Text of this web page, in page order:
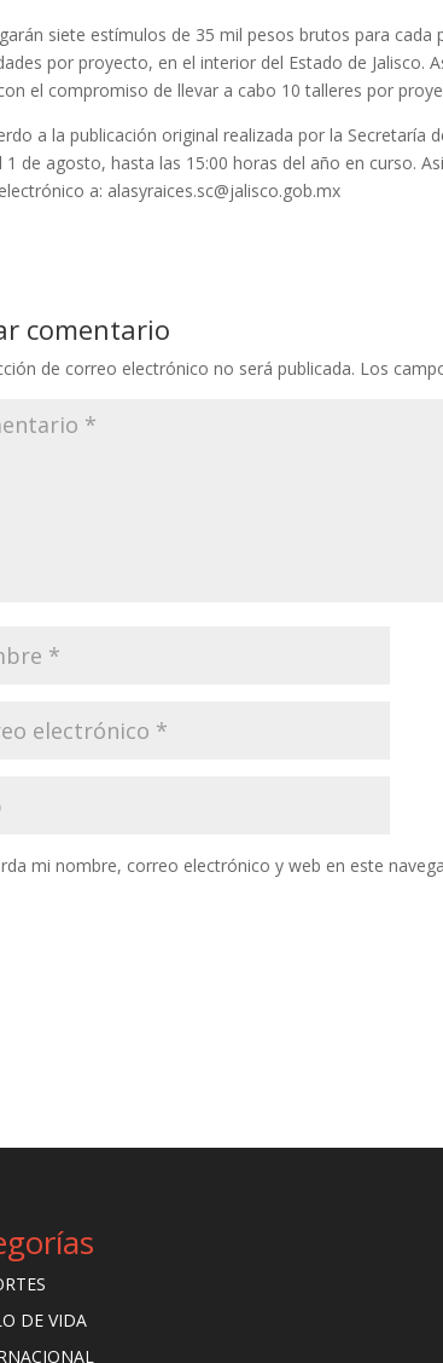
siete estímulos de 35 mil pesos brutos para
por proyecto, en el interior del Estado de
el compromiso de llevar a cabo 10 talleres por
a la publicación original realizada por la Secretaría
1 de agosto, hasta las 15:00 horas del año en curso.
a: alasyraices.sc@jalisco.gob.mx
comentario
de correo electrónico no será publicada. Los
mi nombre, correo electrónico y web en este
DE VIDA